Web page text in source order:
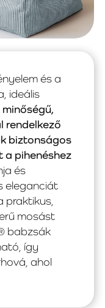
és a
ideális
rendelkező
biztonságos
a pihenéshez
és
eleganciát
praktikus,
mosást
babzsák
így
ahol